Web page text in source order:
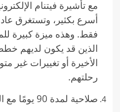
مع تأشيرة فيتنام
فقط. وهذه ميزة كبيرة
الذين قد يكون لديهم
الأخيرة أو تغييرات غير
رحلتهم.
صلاحية لمدة 90 يومًا مع الدخول المتعدد